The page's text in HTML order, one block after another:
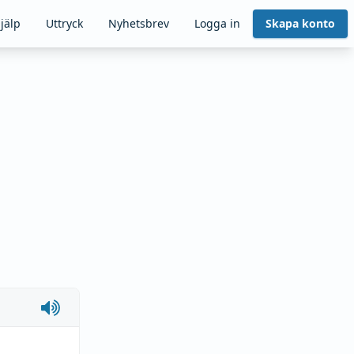
Uttryck Nyhetsbrev Logga in Skapa konto